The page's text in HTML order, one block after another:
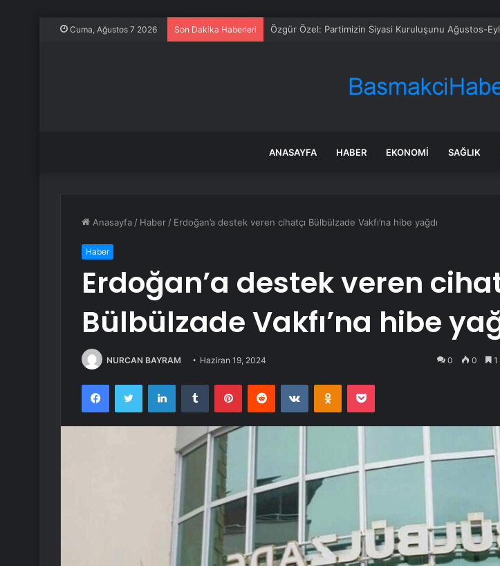
Cuma, Ağustos 7 2026 Son Dakika Haberleri CHP Sözcüsü Sarı’dan Yeni Parti Açıklamasına Tepki:
ANASAYFA HABER EKONOMI SAĞLIK
Anasayfa / Haber / Erdoğan’a destek veren cihatçı Bülbülzade Vakfı’na hibe yağdı
Haber
Erdoğan’a destek veren
Bülbülzade Vakfı’na hibe
NURCAN BAYRAM Haziran 19, 2024 0 0
FacebookTwitter LinkedInTumblr PinterestReddit VKontakteOdnoklassniki
Pocket